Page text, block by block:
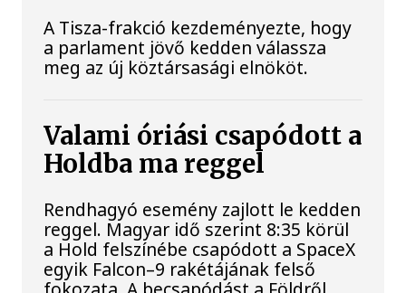
A Tisza-frakció kezdeményezte, hogy
a parlament jövő kedden válassza
meg az új köztársasági elnököt.
Valami óriási csapódott a
Holdba ma reggel
Rendhagyó esemény zajlott le kedden
reggel. Magyar idő szerint 8:35 körül
a Hold felszínébe csapódott a SpaceX
egyik Falcon–9 rakétájának felső